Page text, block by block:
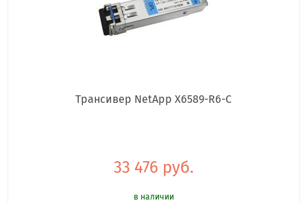
Трансивер NetApp X6589-R6-C
33 476 руб.
в наличии